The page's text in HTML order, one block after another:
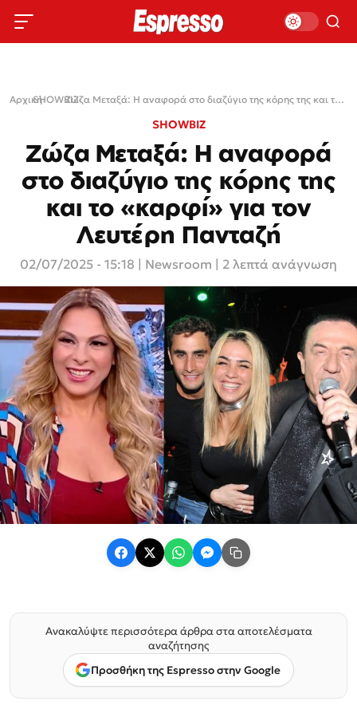
Αρχική›
SHOWBIZ› Ζώζα Μεταξά: Η αναφορά στο διαζύγιο της κόρης της και το «καρφί» για τον Λευτέρη Πανταζή
SHOWBIZ
Ζώζα Μεταξά: Η αναφορά
στο διαζύγιο της κόρης της
και το «καρφί» για τον
Λευτέρη Πανταζή
02/07/2025 - 15:18 Newsroom | 2 λεπτά ανάγνωση
Ανακαλύψτε περισσότερα άρθρα στα αποτελέσματα
αναζήτησης
Προσθήκη της Espresso στην Google